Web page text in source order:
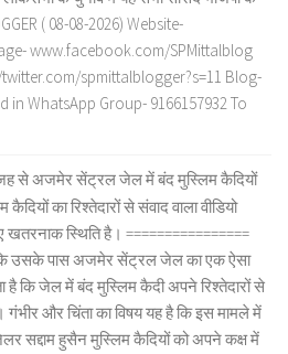
( 08-08-2026) Website-
www.facebook.com/SPMittalblog
spmittalblogger?s=11 Blog-
WhatsApp Group- 9166157932 To
से अजमेर सेंट्रल जेल में बंद मुस्लिम कैदियों
का रिश्तेदारों से संवाद वाला वीडियो
स्थिति है। ================
कि उसके पास अजमेर सेंट्रल जेल का एक ऐसा
है कि जेल में बंद मुस्लिम कैदी अपने रिश्तेदारों से
गंभीर और चिंता का विषय यह है कि इस मामले में
सद्दाम हुसैन मुस्लिम कैदियों को अपने कक्ष में